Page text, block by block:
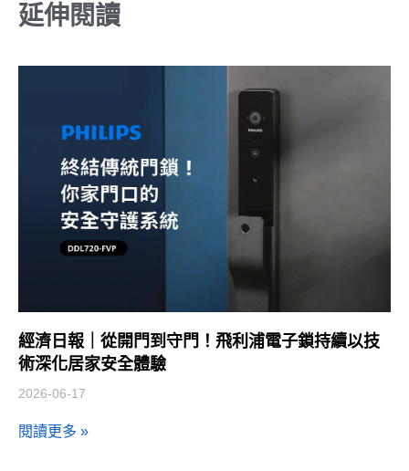
延伸閱讀
經濟日報｜從開門到守門！飛利浦電子鎖持續以技
術深化居家安全體驗
2026-06-17
閱讀更多 »